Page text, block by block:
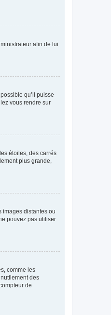
afin de lui
qu’il puisse
vous rendre sur
étoiles, des carrés
plus grande,
images distantes ou
pouvez pas utiliser
comme les
des
de